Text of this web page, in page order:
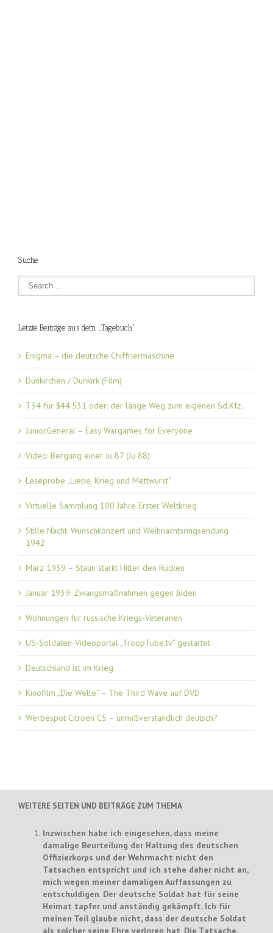
Suche
Letzte Beiträge aus dem „Tagebuch“
Enigma – die deutsche Chiffriermaschine
Dünkirchen / Dunkirk (Film)
T34 für $44.531 oder: der lange Weg zum eigenen Sd.Kfz.
JuniorGeneral – Easy Wargames for Everyone
Video: Bergung einer Ju 87 (Ju 88)
Leseprobe „Liebe, Krieg und Mettwurst“
Virtuelle Sammlung 100 Jahre Erster Weltkrieg
Stille Nacht: Wunschkonzert und Weihnachtsringsendung
1942
März 1939 – Stalin stärkt Hitler den Rücken
Januar 1939: Zwangsmaßnahmen gegen Juden
Wohnungen für russische Kriegs-Veteranen
US-Soldaten-Videoportal „TroopTube.tv“ gestartet
Deutschland ist im Krieg
Kinofilm „Die Welle“ – The Third Wave auf DVD
Werbespot Citroën C5 – unmißverständlich deutsch?
WEITERE SEITEN UND BEITRÄGE ZUM THEMA
Inzwischen habe ich eingesehen, dass meine
damalige Beurteilung der Haltung des deutschen
Offizierkorps und der Wehrmacht nicht den
Tatsachen entspricht und ich stehe daher nicht an,
mich wegen meiner damaligen Auffassungen zu
entschuldigen. Der deutsche Soldat hat für seine
Heimat tapfer und anständig gekämpft. Ich für
meinen Teil glaube nicht, dass der deutsche Soldat
als solcher seine Ehre verloren hat. Die Tatsache,